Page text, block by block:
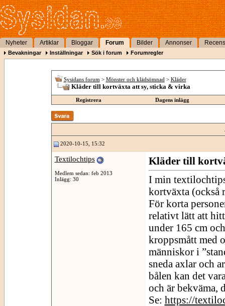
Nyheter Artiklar Bloggar Forum Bilder Annonser
Bevakningar Inställningar Sök i forum Forumregler
Sysidans forum > Mönster och klädsömnad > Kläder
Kläder till kortväxta att sy, sticka & virka
Registrera Dagens inlägg
2020-10-15, 15:32
Textilochtips
Medlem sedan: feb 2013
Inlägg: 30
Kläder till
I min
kortväxta (också
För korta
relativt lätt att
under 165 cm
kroppsmått med
människor i
sneda axlar och
bålen kan det
och är bekväma,
Se: https://